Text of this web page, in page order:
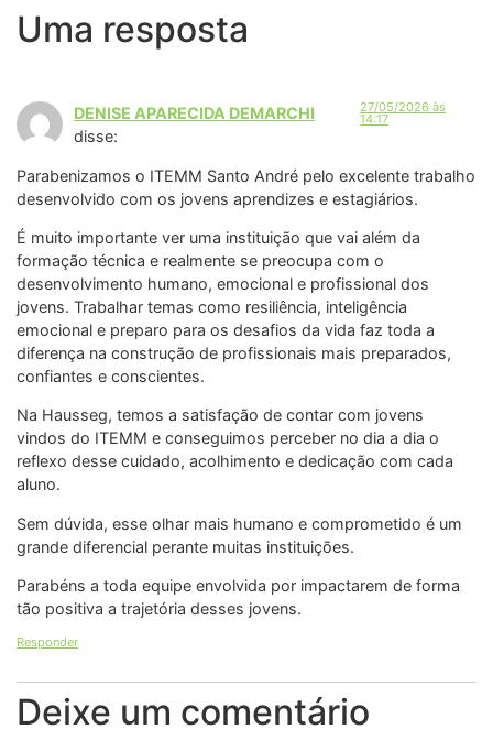
Uma resposta
DENISE APARECIDA DEMARCHI
disse:
27/05/2026 às
14:17
Parabenizamos o ITEMM Santo André pelo excelente trabalho
desenvolvido com os jovens aprendizes e estagiários.
É muito importante ver uma instituição que vai além da
formação técnica e realmente se preocupa com o
desenvolvimento humano, emocional e profissional dos
jovens. Trabalhar temas como resiliência, inteligência
emocional e preparo para os desafios da vida faz toda a
diferença na construção de profissionais mais preparados,
confiantes e conscientes.
Na Hausseg, temos a satisfação de contar com jovens
vindos do ITEMM e conseguimos perceber no dia a dia o
reflexo desse cuidado, acolhimento e dedicação com cada
aluno.
Sem dúvida, esse olhar mais humano e comprometido é um
grande diferencial perante muitas instituições.
Parabéns a toda equipe envolvida por impactarem de forma
tão positiva a trajetória desses jovens.
Responder
Deixe um comentário